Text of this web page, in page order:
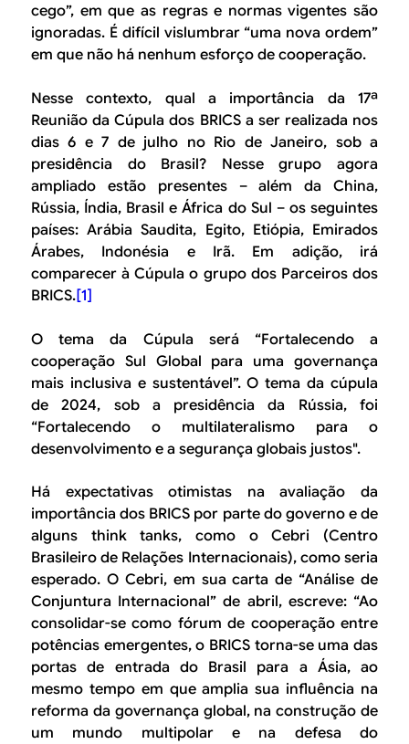
cego”, em que as regras e normas vigentes são
ignoradas. É difícil vislumbrar “uma nova ordem”
em que não há nenhum esforço de cooperação.
Nesse contexto, qual a importância da 17ª
Reunião da Cúpula dos BRICS a ser realizada nos
dias 6 e 7 de julho no Rio de Janeiro, sob a
presidência do Brasil? Nesse grupo agora
ampliado estão presentes – além da China,
Rússia, Índia, Brasil e África do Sul – os seguintes
países: Arábia Saudita, Egito, Etiópia, Emirados
Árabes, Indonésia e Irã. Em adição, irá
comparecer à Cúpula o grupo dos Parceiros dos
BRICS.[1]
O tema da Cúpula será “Fortalecendo a
cooperação Sul Global para uma governança
mais inclusiva e sustentável”. O tema da cúpula
de 2024, sob a presidência da Rússia, foi
“Fortalecendo o multilateralismo para o
desenvolvimento e a segurança globais justos".
Há expectativas otimistas na avaliação da
importância dos BRICS por parte do governo e de
alguns think tanks, como o Cebri (Centro
Brasileiro de Relações Internacionais), como seria
esperado. O Cebri, em sua carta de “Análise de
Conjuntura Internacional” de abril, escreve: “Ao
consolidar-se como fórum de cooperação entre
potências emergentes, o BRICS torna-se uma das
portas de entrada do Brasil para a Ásia, ao
mesmo tempo em que amplia sua influência na
reforma da governança global, na construção de
um mundo multipolar e na defesa do